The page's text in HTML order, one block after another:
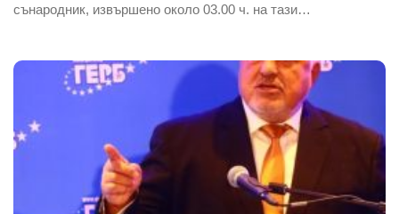
сънародник, извършено около 03.00 ч. на тази…